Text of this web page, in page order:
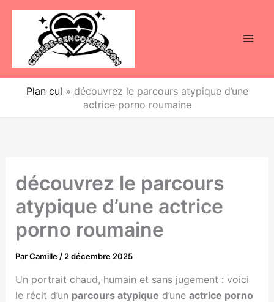
Aller
Plan cul » découvrez le parcours atypique d’une
actrice porno roumaine
découvrez le parcours
atypique d’une actrice
porno roumaine
ParCamille / 2 décembre 2025
Un portrait chaud, humain et sans jugement : voici
le récit d’un parcours atypique d’une actrice porno